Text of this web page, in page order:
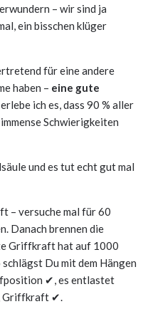
– wir sind ja
ein bisschen klüger
für eine andere
haben – eine gute
ich es, dass 90 % aller
Schwierigkeiten
und es tut echt gut mal
– versuche mal für 60
Danach brennen die
Griffkraft hat auf 1000
Du mit dem Hängen
✔, es entlastet
Griffkraft ✔.